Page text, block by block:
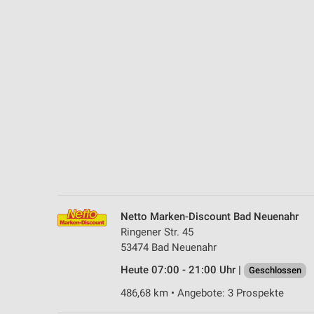
Netto Marken-Discount Bad Neuenahr
Ringener Str. 45
53474 Bad Neuenahr
Heute 07:00 - 21:00 Uhr |
Geschlossen
486,68 km • Angebote: 3 Prospekte
Notwendig